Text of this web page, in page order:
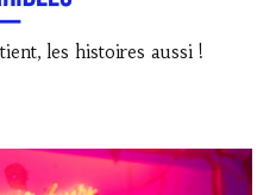
les histoires aussi !